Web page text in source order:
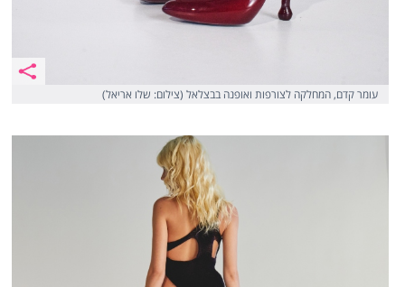
עומר קדם, המחלקה לצורפות ואופנה בבצלאל (צילום: שלו אריאל)